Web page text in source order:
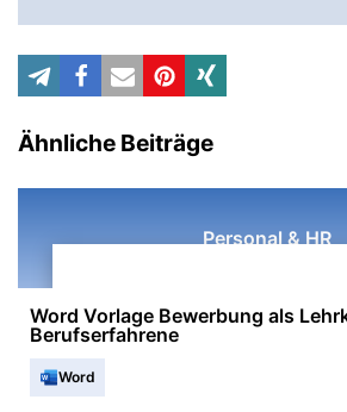
Ähnliche Beiträge
Personal & HR
Word Vorlage Bewerbung als
Berufserfahrene
Word